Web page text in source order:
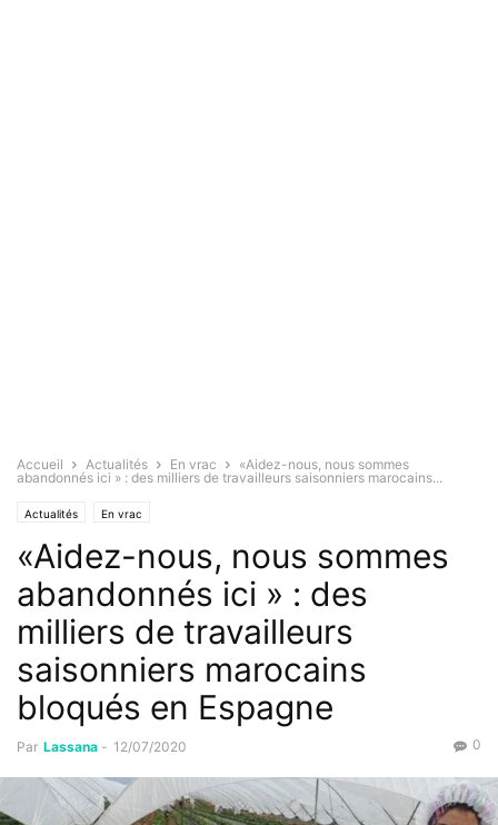
Accueil Actualités En vrac
«Aidez-nous, nous sommes
abandonnés ici » : des milliers de travailleurs saisonniers marocains...
Actualités En vrac
«Aidez-nous, nous sommes
abandonnés ici » : des
milliers de travailleurs
saisonniers marocains
bloqués en Espagne
Par Lassana - 12/07/2020 0